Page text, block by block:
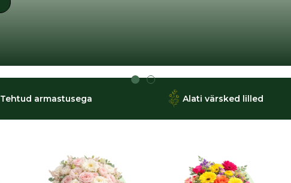
Tehtud armastusega Alati värsked lilled